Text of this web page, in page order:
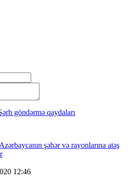
göndərmə qaydaları
12:46